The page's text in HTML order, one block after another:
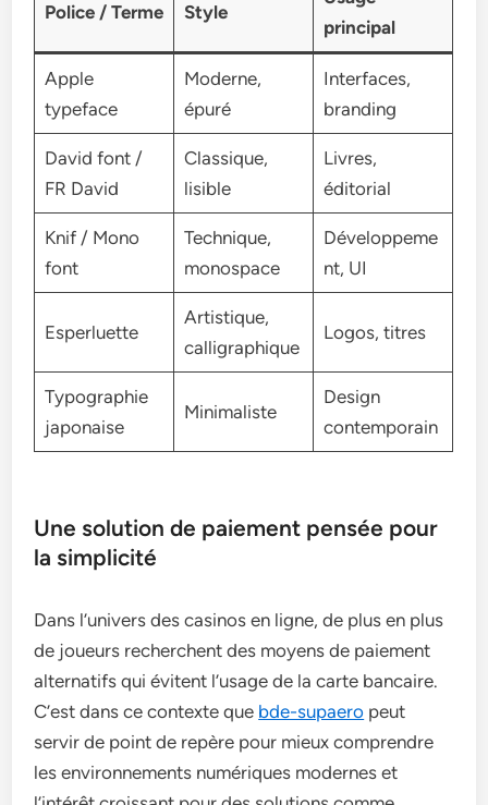
Police / Terme Style
principal
Apple
typeface
Moderne,
épuré
Interfaces,
branding
David font /
FR David
Classique,
lisible
Livres,
éditorial
Knif / Mono
font
Technique,
monospace
Développeme
nt, UI
Esperluette
Artistique,
calligraphique
Logos, titres
Typographie
japonaise
Minimaliste
Design
contemporain
Une solution de paiement pensée pour
la simplicité
Dans l’univers des casinos en ligne, de plus en plus
de joueurs recherchent des moyens de paiement
alternatifs qui évitent l’usage de la carte bancaire.
C’est dans ce contexte que bde-supaero peut
servir de point de repère pour mieux comprendre
les environnements numériques modernes et